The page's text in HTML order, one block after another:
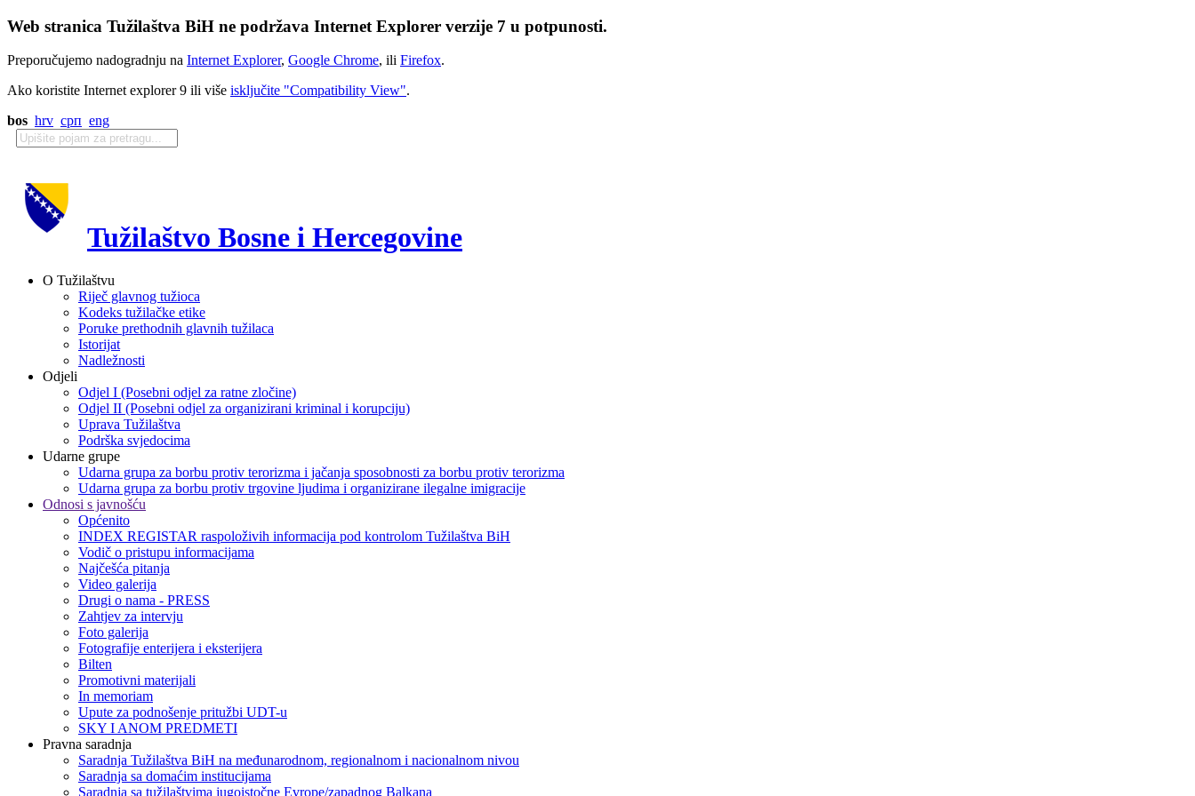
Web stranica Tužilaštva BiH ne podržava Internet Explorer verzije 7 u potpunosti.
Preporučujemo nadogradnju na Internet Explorer, Google Chrome, ili Firefox.
Ako koristite Internet explorer 9 ili više isključite "Compatibility View".
bos hrv срп eng
Tužilaštvo Bosne i Hercegovine
O Tužilaštvu
Riječ glavnog tužioca
Kodeks tužilačke etike
Poruke prethodnih glavnih tužilaca
Istorijat
Nadležnosti
Odjeli
Odjel I (Posebni odjel za ratne zločine)
Odjel II (Posebni odjel za organizirani kriminal i korupciju)
Uprava Tužilaštva
Podrška svjedocima
Udarne grupe
Udarna grupa za borbu protiv terorizma i jačanja sposobnosti za borbu protiv terorizma
Udarna grupa za borbu protiv trgovine ljudima i organizirane ilegalne imigracije
Odnosi s javnošću
Općenito
INDEX REGISTAR raspoloživih informacija pod kontrolom Tužilaštva BiH
Vodič o pristupu informacijama
Najčešća pitanja
Video galerija
Drugi o nama - PRESS
Zahtjev za intervju
Foto galerija
Fotografije enterijera i eksterijera
Bilten
Promotivni materijali
In memoriam
Upute za podnošenje pritužbi UDT-u
SKY I ANOM PREDMETI
Pravna saradnja
Saradnja Tužilaštva BiH na međunarodnom, regionalnom i nacionalnom nivou
Saradnja sa domaćim institucijama
Saradnja sa tužilaštvima jugoistočne Evrope/zapadnog Balkana